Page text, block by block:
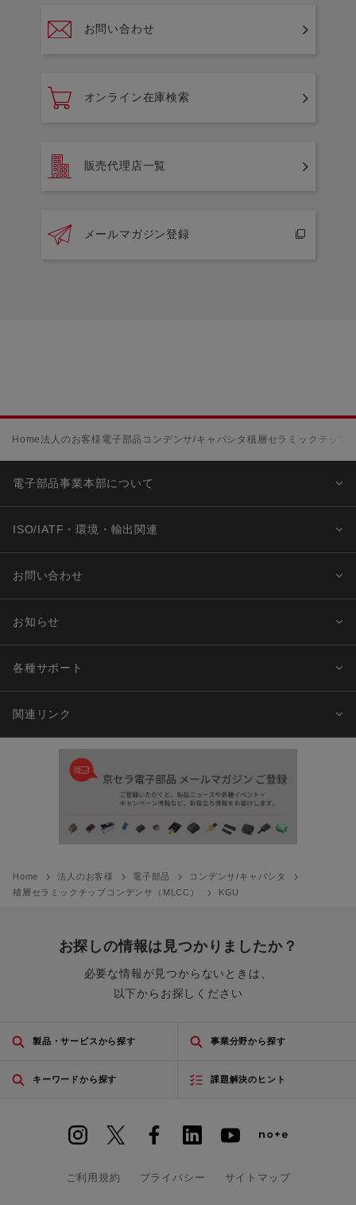
お問い合わせ
オンライン在庫検索
販売代理店一覧
メールマガジン登録
Home法人のお客様 電子部品 コンデンサ/キャパシタ積層セラミックチップ
電子部品事業本部について
ISO/IATF・環境・輸出関連
お問い合わせ
お知らせ
各種サポート
関連リンク
Home 法人のお客様 電子部品
コンデンサ/キャパシタ
積層セラミックチップコンデンサ（MLCC）
KGU
お探しの情報は見つかりましたか？
必要な情報が見つからないときは、
以下からお探しください
製品・サービスから探す 事業分野から探す
キーワードから探す 課題解決のヒント
ご利用規約 プライバシー サイトマップ